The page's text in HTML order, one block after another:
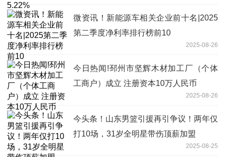
微资讯！新能源车相关企业前十名|2025
第二季度净利率排行榜前10
2025-08-26
今日热闻!邳州市坚辉木材加工厂（个体
工商户）成立 注册资本10万人民币
2025-08-26
今头条！山东男篮引援再引争议！两年仅
打10场，31岁全明星带伤顶薪加盟
2025-08-25